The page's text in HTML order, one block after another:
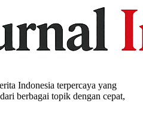
Indonesia terpercaya yang
berbagai topik dengan cepat,